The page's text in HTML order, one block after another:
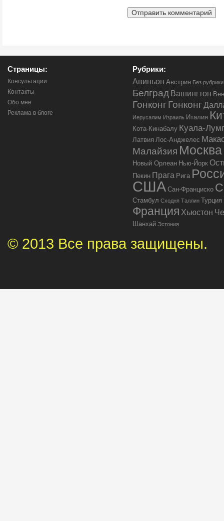
Страницы:
Консультации
Контакты
Обо мне
Реклама в блоге
Рубрики:
Авиньон Австрия Без рубрики
Белград Вашингтон
ГонконгГонконг
Иерусалим Израиль Италия
Кота-Кинабалу Куала-
Латвия Лос-Анджелес
Малайзия Москва
Новый Орлеан Нью-Йорк
Пекин Прага Рига
США Сан-Франциско
Стамбул Сходня Таллин Турция
Франция Хьюстон
Шанхай Эстония
© 2013 Все права защищены.